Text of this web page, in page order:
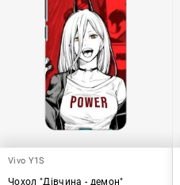
Vivo Y1S
Чохол "Дівчина - демон"